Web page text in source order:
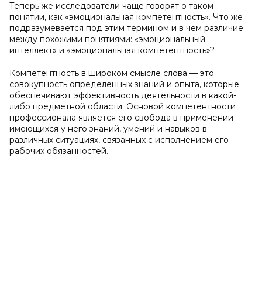
Теперь же исследователи чаще говорят о таком
понятии, как «эмоциональная компетентность». Что же
подразумевается под этим термином и в чем различие
между похожими понятиями: «эмоциональный
интеллект» и «эмоциональная компетентность»?
Компетентность в широком смысле слова — это
совокупность определенных знаний и опыта, которые
обеспечивают эффективность деятельности в какой-
либо предметной области. Основой компетентности
профессионала является его свобода в применении
имеющихся у него знаний, умений и навыков в
различных ситуациях, связанных с исполнением его
рабочих обязанностей.